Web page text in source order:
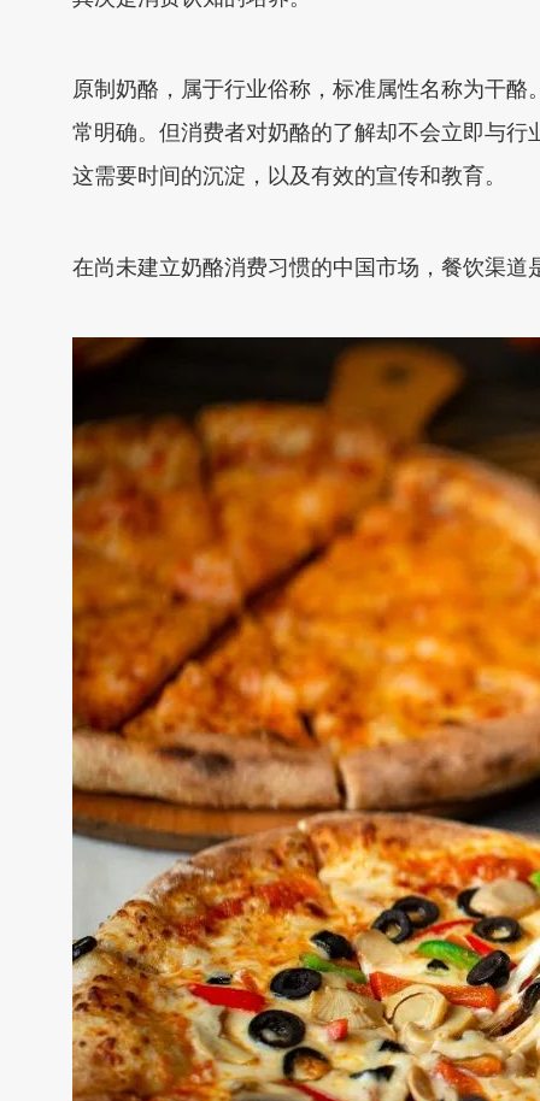
原制奶酪，属于行业俗称，标准属性名称为干
常明确。但消费者对奶酪的了解却不会立即与
这需要时间的沉淀，以及有效的宣传和教育。
在尚未建立奶酪消费习惯的中国市场，餐饮渠